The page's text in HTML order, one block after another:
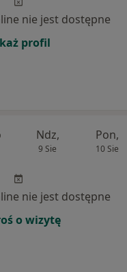
nie jest dostępne
profil
Ndz,
9 Sie
Pon,
10 Sie
nie jest dostępne
o wizytę